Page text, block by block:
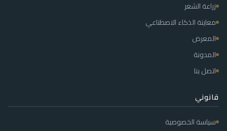
زراعة الشعر
معاينة الذكاء الاصطناعي
المعرض
المدونة
اتصل بنا
قانوني
سياسة الخصوصية